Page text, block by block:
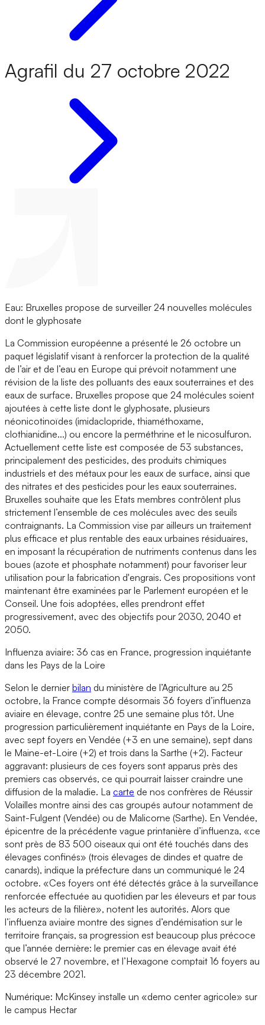
Agrafil du 27 octobre 2022
Eau: Bruxelles propose de surveiller 24 nouvelles molécules
dont le glyphosate
La Commission européenne a présenté le 26 octobre un
paquet législatif visant à renforcer la protection de la qualité
de l’air et de l’eau en Europe qui prévoit notamment une
révision de la liste des polluants des eaux souterraines et des
eaux de surface. Bruxelles propose que 24 molécules soient
ajoutées à cette liste dont le glyphosate, plusieurs
néonicotinoïdes (imidaclopride, thiaméthoxame,
clothianidine...) ou encore la perméthrine et le nicosulfuron.
Actuellement cette liste est composée de 53 substances,
principalement des pesticides, des produits chimiques
industriels et des métaux pour les eaux de surface, ainsi que
des nitrates et des pesticides pour les eaux souterraines.
Bruxelles souhaite que les Etats membres contrôlent plus
strictement l’ensemble de ces molécules avec des seuils
contraignants. La Commission vise par ailleurs un traitement
plus efficace et plus rentable des eaux urbaines résiduaires,
en imposant la récupération de nutriments contenus dans les
boues (azote et phosphate notamment) pour favoriser leur
utilisation pour la fabrication d'engrais. Ces propositions vont
maintenant être examinées par le Parlement européen et le
Conseil. Une fois adoptées, elles prendront effet
progressivement, avec des objectifs pour 2030, 2040 et
2050.
Influenza aviaire: 36 cas en France, progression inquiétante
dans les Pays de la Loire
Selon le dernier bilan du ministère de l’Agriculture au 25
octobre, la France compte désormais 36 foyers d’influenza
aviaire en élevage, contre 25 une semaine plus tôt. Une
progression particulièrement inquiétante en Pays de la Loire,
avec sept foyers en Vendée (+3 en une semaine), sept dans
le Maine-et-Loire (+2) et trois dans la Sarthe (+2). Facteur
aggravant: plusieurs de ces foyers sont apparus près des
premiers cas observés, ce qui pourrait laisser craindre une
diffusion de la maladie. La carte de nos confrères de Réussir
Volailles montre ainsi des cas groupés autour notamment de
Saint-Fulgent (Vendée) ou de Malicorne (Sarthe). En Vendée,
épicentre de la précédente vague printanière d’influenza, «ce
sont près de 83 500 oiseaux qui ont été touchés dans des
élevages confinés» (trois élevages de dindes et quatre de
canards), indique la préfecture dans un communiqué le 24
octobre. «Ces foyers ont été détectés grâce à la surveillance
renforcée effectuée au quotidien par les éleveurs et par tous
les acteurs de la filière», notent les autorités. Alors que
l’influenza aviaire montre des signes d’endémisation sur le
territoire français, sa progression est beaucoup plus précoce
que l’année dernière: le premier cas en élevage avait été
observé le 27 novembre, et l’Hexagone comptait 16 foyers au
23 décembre 2021.
Numérique: McKinsey installe un «demo center agricole» sur
le campus Hectar